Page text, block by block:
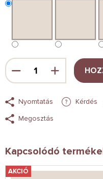
Nyomtatás Kérdés
Megosztás
Kapcsolódó
AKCIÓ